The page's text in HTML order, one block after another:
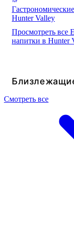
Hunter Valley
Просмотреть все
напитки в Hunter
Смотреть все